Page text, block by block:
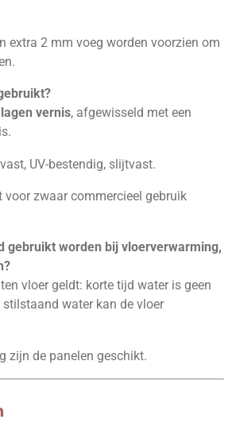
extra 2 mm voeg worden voorzien om
vernis, afgewisseld met een
UV-bestendig, slijtvast.
voor zwaar commercieel gebruik
gebruikt worden bij vloerverwarming,
vloer geldt: korte tijd water is geen
water kan de vloer
zijn de panelen geschikt.